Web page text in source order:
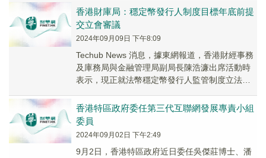
香港財庫局：穩定幣發行人制度目標年底前提
交立會審議
2024年09月09日 下午8:09
Techub News 消息，據東網報道，香港財經事務
及庫務局與金融管理局副局長陳浩濂出席活動時
表示，現正就法幣穩定幣發行人監管制度立法進
香港特區政府委任第三代互聯網發展專責小組
委員
2024年09月02日 下午2:49
9月2日，香港特區政府近日委任吳傑莊博士、潘